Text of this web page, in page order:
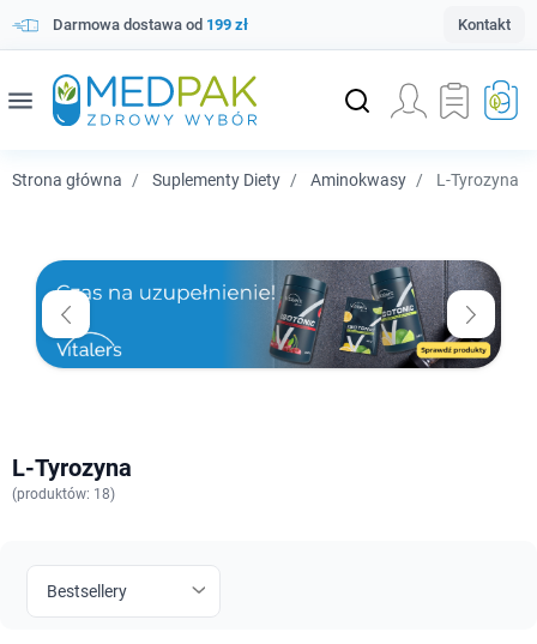
Darmowa dostawa od 199 zł Kontakt
menu
Strona główna Suplementy Diety Aminokwasy L-Tyrozyna
L-Tyrozyna
(produktów: 18)